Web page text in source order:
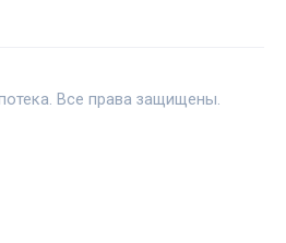
Все права защищены.